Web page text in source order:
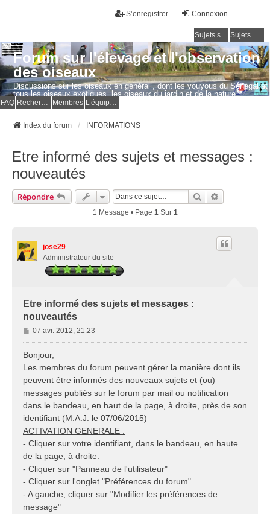
Connexion
S’enregistrer
Sujets sans réponse Sujets actifs
Forum sur l'élevage et l'observation
des oiseaux
Discussions sur les oiseaux en général , dont les youyous du Sénégal et
tous les oiseaux exotiques, les oiseaux du jardin et de la nature.
Questions, photos, expériences.
FAQ Membres
Index du forum INFORMATIONS
Etre informé des sujets et messages :
nouveautés
Répondre Rechercher
1 Message • Page 1 Sur 1
jose29
Administrateur du site
Etre informé des sujets et messages :
nouveautés
M
e
s
g
e
07 avr. 2012, 21:23
Bonjour,
Les membres du forum peuvent gérer la manière dont ils
peuvent être informés des nouveaux sujets et (ou)
messages publiés sur le forum par mail ou notification
dans le bandeau, en haut de la page, à droite, près de son
identifiant (M.A.J. le 07/06/2015)
ACTIVATION GENERALE :
- Cliquer sur votre identifiant, dans le bandeau, en haute
de la page, à droite.
- Cliquer sur "Panneau de l'utilisateur"
- Cliquer sur l'onglet "Préférences du forum"
- A gauche, cliquer sur "Modifier les préférences de
message"